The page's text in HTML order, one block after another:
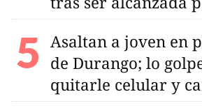
Asaltan a joven en
de Durango; lo
quitarle celular y